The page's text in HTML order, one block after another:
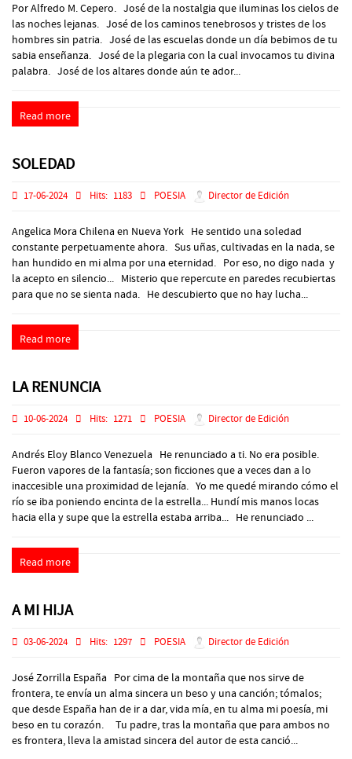
Por Alfredo M. Cepero. José de la nostalgia que iluminas los cielos de
las noches lejanas. José de los caminos tenebrosos y tristes de los
hombres sin patria. José de las escuelas donde un día bebimos de tu
sabia enseñanza. José de la plegaria con la cual invocamos tu divina
palabra. José de los altares donde aún te ador...
Read more
SOLEDAD
17-06-2024 Hits: 1183 POESIA Director de Edición
Angelica Mora Chilena en Nueva York He sentido una soledad
constante perpetuamente ahora. Sus uñas, cultivadas en la nada, se
han hundido en mi alma por una eternidad. Por eso, no digo nada y
la acepto en silencio... Misterio que repercute en paredes recubiertas
para que no se sienta nada. He descubierto que no hay lucha...
Read more
LA RENUNCIA
10-06-2024 Hits: 1271 POESIA Director de Edición
Andrés Eloy Blanco Venezuela He renunciado a ti. No era posible.
Fueron vapores de la fantasía; son ficciones que a veces dan a lo
inaccesible una proximidad de lejanía. Yo me quedé mirando cómo el
río se iba poniendo encinta de la estrella... Hundí mis manos locas
hacia ella y supe que la estrella estaba arriba... He renunciado ...
Read more
A MI HIJA
03-06-2024 Hits: 1297 POESIA Director de Edición
José Zorrilla España Por cima de la montaña que nos sirve de
frontera, te envía un alma sincera un beso y una canción; tómalos;
que desde España han de ir a dar, vida mía, en tu alma mi poesía, mi
beso en tu corazón. Tu padre, tras la montaña que para ambos no
es frontera, lleva la amistad sincera del autor de esta canció...